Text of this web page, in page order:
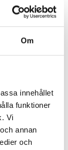
Om
innehållet
funktioner
Vi
annan
och